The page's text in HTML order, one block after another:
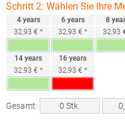
Schritt 2: Wählen Sie Ihre
4 years
32,93 € *
6 years
32,93 € *
8
32,93
14 years
32,93 € *
16 years
32,93 € *
Gesamt: 0 Stk.